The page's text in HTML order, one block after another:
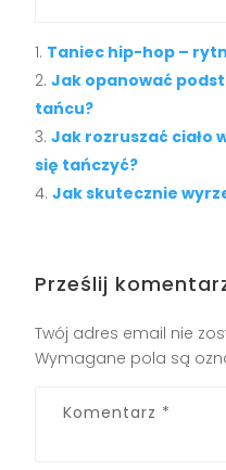
Taniec hip-hop –
Jak opanować
tańcu?
Jak rozruszać ciało
się tańczyć?
Jak skutecznie
Prześlij
Twój adres email nie
Wymagane pola są